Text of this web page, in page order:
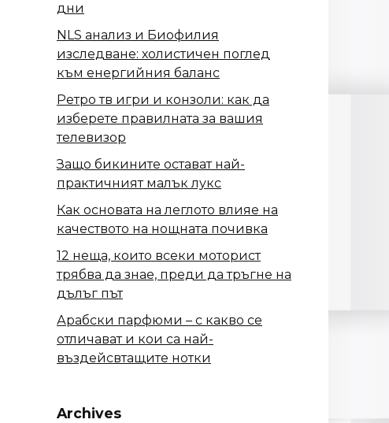
дни
NLS анализ и Биофилия
изследване: холистичен поглед
към енергийния баланс
Ретро тв игри и конзоли: как да
изберете правилната за вашия
телевизор
Защо бикините остават най-
практичният малък лукс
Как основата на леглото влияе на
качеството на нощната почивка
12 неща, които всеки моторист
трябва да знае, преди да тръгне на
дълъг път
Арабски парфюми – с какво се
отличават и кои са най-
въздейсвтащите нотки
Archives